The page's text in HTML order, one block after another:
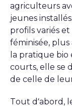
agriculteurs
jeunes
profils variés
féminisée,
la pratique bio
courts, elle se
de celle de
Tout d’abord,